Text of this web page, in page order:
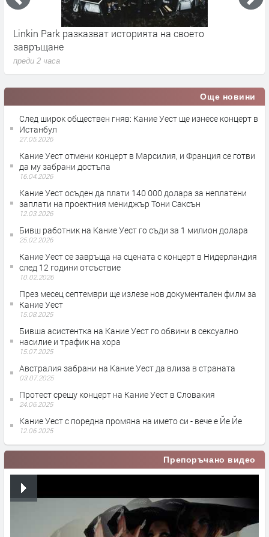
Linkin Park разказват историята на своето
завръщане
преди 2 часа
Още новини
След широк обществен гняв: Кание Уест ще изнесе концерт в
Истанбул
27.05.2026
Кание Уест отмени концерт в Марсилия, и Франция се готви
да му забрани достъпа
16.04.2026
Кание Уест осъден да плати 140 000 долара за неплатени
заплати на проектния мениджър Тони Саксън
12.03.2026
Бивш работник на Кание Уест го съди за 1 милион долара
25.02.2026
Кание Уест се завръща на сцената с концерт в Нидерландия
след 12 години отсъствие
10.02.2026
През месец септември ще излезе нов документален филм за
Кание Уест
15.08.2025
Бивша асистентка на Кание Уест го обвини в сексуално
насилие и трафик на хора
15.07.2025
Австралия забрани на Кание Уест да влиза в страната
03.07.2025
Протест срещу концерт на Кание Уест в Словакия
24.06.2025
Кание Уест с поредна промяна на името си - вече е Йе Йе
12.06.2025
Препоръчано видео